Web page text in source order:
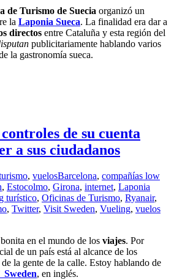
de Turismo de Suecia organizó un
la Laponia Sueca. La finalidad era dar a
directos entre Cataluña y esta región del
publicitariamente hablando varios
la gastronomía sueca.
de su cuenta
a sus ciudadanos
, vuelosBarcelona, compañías low
, Estocolmo, Girona, internet, Laponia
turístico, Oficinas de Turismo, Ryanair,
, Twitter, Visit Sweden, Vueling, vuelos
en el mundo de los viajes. Por
de un país está al alcance de los
la gente de la calle. Estoy hablando de
, en inglés.